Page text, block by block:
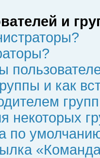
и
и как
некоторых
по